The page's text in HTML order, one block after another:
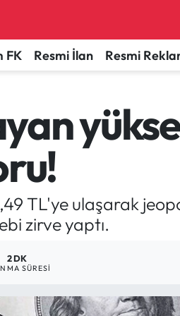
FK Resmi İlan Resmi
TL'ye ulaşarak
zirve yaptı.
2 DK
SÜRESI